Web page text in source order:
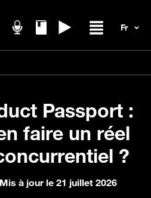
Passport :
faire un réel
?
à jour le 21 juillet 2026